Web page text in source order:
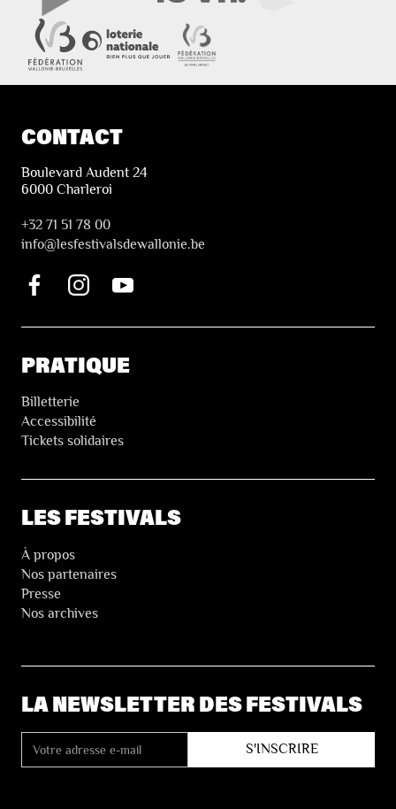
CONTACT
Boulevard Audent 24
6000 Charleroi
+32 71 51 78 00
info@lesfestivalsdewallonie.be
PRATIQUE
Billetterie
Accessibilité
Tickets solidaires
LES FESTIVALS
À propos
Nos partenaires
Presse
Nos archives
LA NEWSLETTER DES FESTIVALS